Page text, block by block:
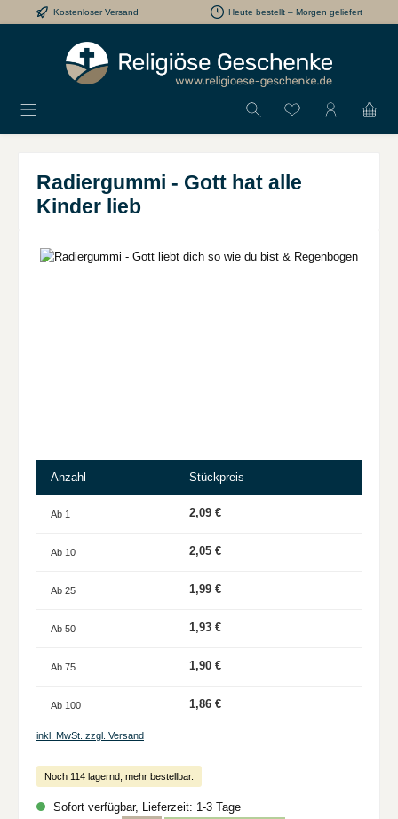
Zum Hauptinhalt springen
Kostenloser Versand Heute bestellt – Morgen geliefert
Du hast 0
Radiergummi - Gott hat alle
Kinder lieb
Bildergalerie überspringen
Anzahl Stückpreis
Ab 1 2,09 €
Ab 10 2,05 €
Ab 25 1,99 €
Ab 50 1,93 €
Ab 75 1,90 €
Ab 100 1,86 €
inkl. MwSt. zzgl. Versand
Noch 114 lagernd, mehr bestellbar.
Sofort verfügbar, Lieferzeit: 1-3 Tage